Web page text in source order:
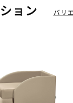
ョン バリ